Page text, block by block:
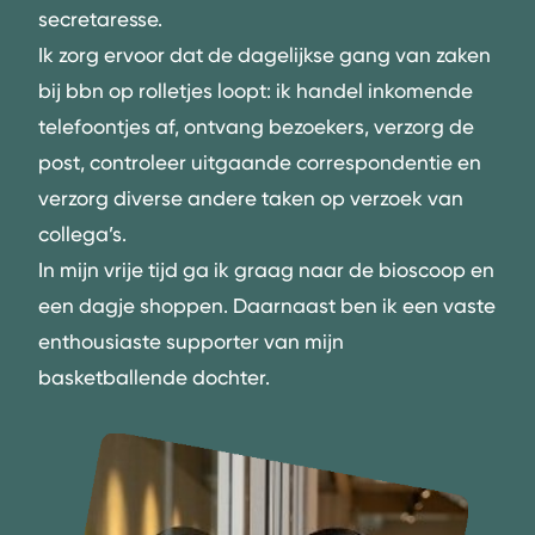
secretaresse.
Ik zorg ervoor dat de dagelijkse gang van zaken
bij bbn op rolletjes loopt: ik handel inkomende
telefoontjes af, ontvang bezoekers, verzorg de
post, controleer uitgaande correspondentie en
verzorg diverse andere taken op verzoek van
collega’s.
In mijn vrije tijd ga ik graag naar de bioscoop en
een dagje shoppen. Daarnaast ben ik een vaste
enthousiaste supporter van mijn
basketballende dochter.